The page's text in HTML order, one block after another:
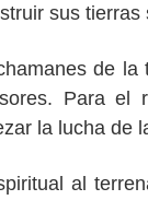
sus
de
Para el
la lucha de
al